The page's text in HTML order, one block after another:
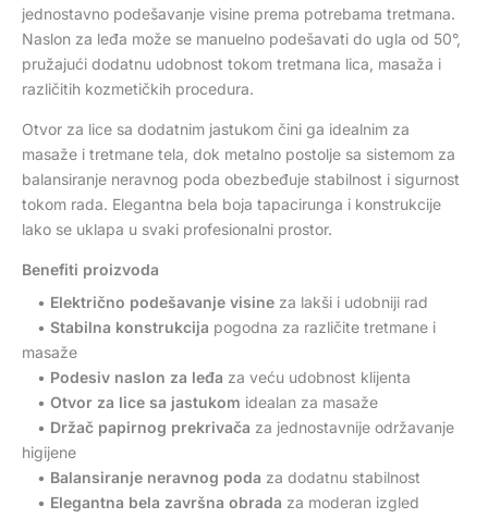
jednostavno podešavanje visine prema potrebama tretmana.
Naslon za leđa može se manuelno podešavati do ugla od 50°,
pružajući dodatnu udobnost tokom tretmana lica, masaža i
različitih kozmetičkih procedura.
Otvor za lice sa dodatnim jastukom čini ga idealnim za
masaže i tretmane tela, dok metalno postolje sa sistemom za
balansiranje neravnog poda obezbeđuje stabilnost i sigurnost
tokom rada. Elegantna bela boja tapacirunga i konstrukcije
lako se uklapa u svaki profesionalni prostor.
Benefiti proizvoda
• Električno podešavanje visine za lakši i udobniji rad
• Stabilna konstrukcija pogodna za različite tretmane i
masaže
• Podesiv naslon za leđa za veću udobnost klijenta
• Otvor za lice sa jastukom idealan za masaže
• Držač papirnog prekrivača za jednostavnije održavanje
higijene
• Balansiranje neravnog poda za dodatnu stabilnost
• Elegantna bela završna obrada za moderan izgled